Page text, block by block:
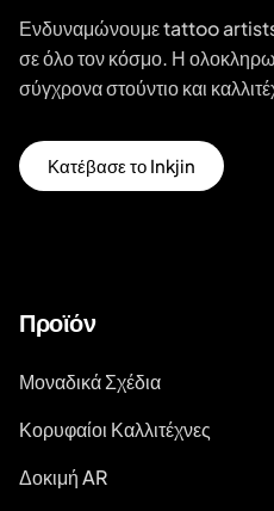
Ενδυναμώνουμε tattoo artists
σε όλο τον κόσμο. Η
σύγχρονα στούντιο και
Κατέβασε το Inkjin
Προϊόν
Μοναδικά Σχέδια
Κορυφαίοι Καλλιτέχνες
Δοκιμή AR